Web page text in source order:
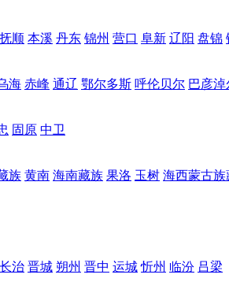
抚顺 本溪 丹东 锦州 营口 阜新 辽阳 盘锦
海 赤峰 通辽 鄂尔多斯 呼伦贝尔 巴彦淖
固原 中卫
族 黄南 海南藏族 果洛 玉树 海西蒙古族
长治 晋城 朔州 晋中 运城 忻州 临汾 吕梁